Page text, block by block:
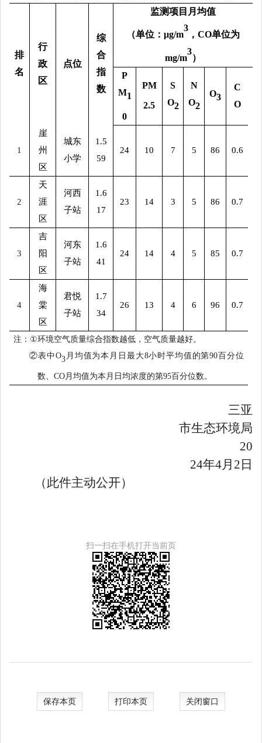
排
名
行
政
区
点位
综
合
指
数
监测项目月均值
（单位： μg/m
3
， CO单位为
mg/m
3
）
P
M1
0
PM
2.5
S
O2
N
O2
O3
C
O
1
崖
州
区
城东
小学
1.5
59
24 10 7 5 86 0.6
2
天
涯
区
河西
子站
1.6
17
23 14 3 5 86 0.7
3
吉
阳
区
河东
子站
1.6
41
24 14 4 5 85 0.7
4
海
棠
区
君悦
子站
1.7
34
26 13 4 6 96 0.7
注： ①环境空气质量综合指数越低，空气质量越好。
②表中O3 月均值为本月日最大8小时平均值 的第90百分位
数、CO 月均值为本月 日均浓度的第95百分位数 。
三亚
市生态环境局
20
24年4月 2 日
（此件主动公开）
扫一扫在手机打开当前页
保存本页 打印本页 关闭窗口